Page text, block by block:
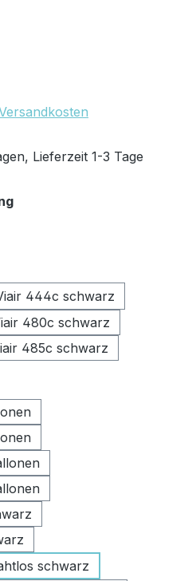
Lieferzeit 1-3 Tage
auswählen
444c schwarz
480c schwarz
485c schwarz
schwarz